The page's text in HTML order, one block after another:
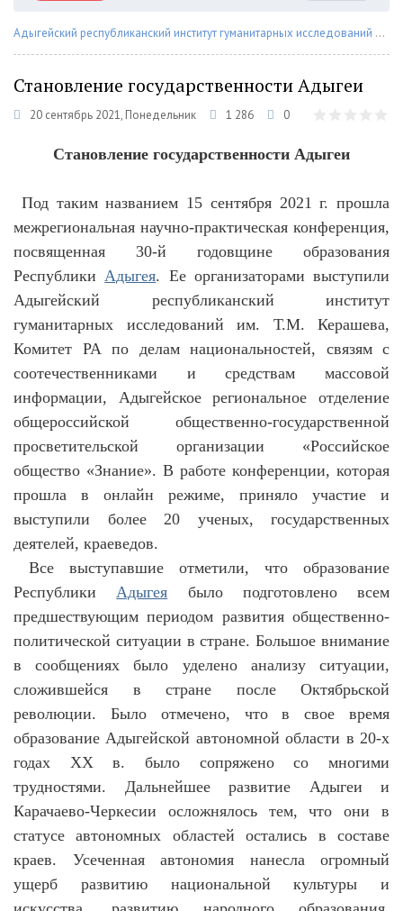
Адыгейский республиканский институт гуманитарных исследований им. Т.М. Керашева
Становление государственности Адыгеи
20 сентябрь 2021, Понедельник 1 286 0
Становление государственности Адыгеи
Под таким названием 15 сентября 2021 г. прошла
межрегиональная научно-практическая конференция,
посвященная 30-й годовщине образования
РеспубликиАдыгея. Ее организаторами выступили
Адыгейский республиканский институт
гуманитарных исследований им. Т.М. Керашева,
Комитет РА по делам национальностей, связям с
соотечественниками и средствам массовой
информации, Адыгейское региональное отделение
общероссийской общественно-государственной
просветительской организации «Российское
общество «Знание». В работе конференции, которая
прошла в онлайн режиме, приняло участие и
выступили более 20 ученых, государственных
деятелей, краеведов.
Все выступавшие отметили, что образование
РеспубликиАдыгея было подготовлено всем
предшествующим периодом развития общественно-
политической ситуации в стране. Большое внимание
в сообщениях было уделено анализу ситуации,
сложившейся в стране после Октябрьской
революции. Было отмечено, что в свое время
образование Адыгейской автономной области в 20-х
годах ХХ в. было сопряжено со многими
трудностями. Дальнейшее развитие Адыгеи и
Карачаево-Черкесии осложнялось тем, что они в
статусе автономных областей остались в составе
краев. Усеченная автономия нанесла огромный
ущерб развитию национальной культуры и